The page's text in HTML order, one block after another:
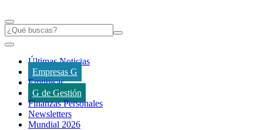
Últimas Noticias
Empresas G
Empresas
G de Gestión
Finanzas Personales
Newsletters
Mundial 2026